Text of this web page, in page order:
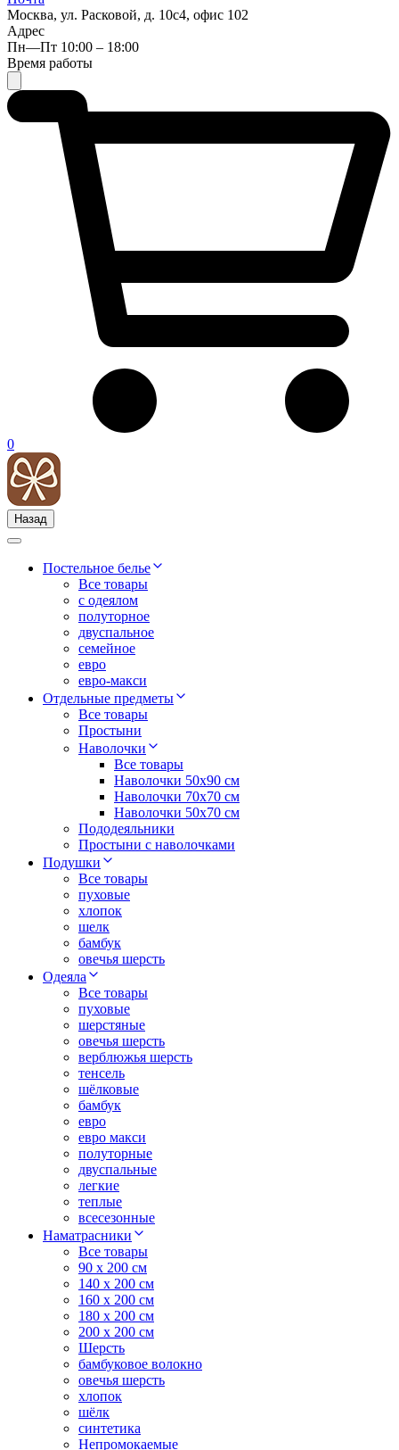
Москва, ул. Расковой, д. 10с4, офис 102
Адрес
Пн—Пт 10:00 – 18:00
Время работы
0
Назад
Постельное белье
Все товары
с одеялом
полуторное
двуспальное
семейное
евро
евро-макси
Отдельные предметы
Все товары
Простыни
Наволочки
Все товары
Наволочки 50x90 см
Наволочки 70x70 cм
Наволочки 50х70 см
Пододеяльники
Простыни с наволочками
Подушки
Все товары
пуховые
хлопок
шелк
бамбук
овечья шерсть
Одеяла
Все товары
пуховые
шерстяные
овечья шерсть
верблюжья шерсть
тенсель
шёлковые
бамбук
евро
евро макси
полуторные
двуспальные
легкие
теплые
всесезонные
Наматрасники
Все товары
90 x 200 см
140 x 200 см
160 x 200 см
180 x 200 см
200 x 200 см
Шерсть
бамбуковое волокно
овечья шерсть
хлопок
шёлк
синтетика
Непромокаемые